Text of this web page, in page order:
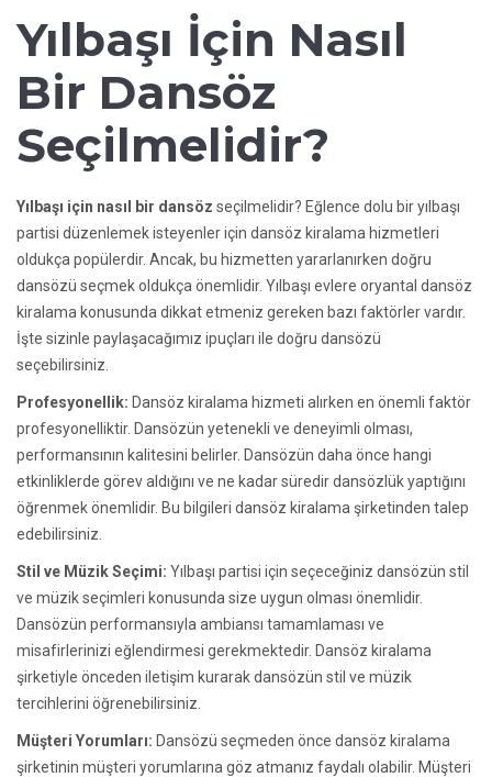
Yılbaşı İçin Nasıl
Bir Dansöz
Seçilmelidir?
Yılbaşı için nasıl bir dansöz seçilmelidir? Eğlence dolu bir yılbaşı
partisi düzenlemek isteyenler için dansöz kiralama hizmetleri
oldukça popülerdir. Ancak, bu hizmetten yararlanırken doğru
dansözü seçmek oldukça önemlidir. Yılbaşı evlere oryantal dansöz
kiralama konusunda dikkat etmeniz gereken bazı faktörler vardır.
İşte sizinle paylaşacağımız ipuçları ile doğru dansözü
seçebilirsiniz.
Profesyonellik: Dansöz kiralama hizmeti alırken en önemli faktör
profesyonelliktir. Dansözün yetenekli ve deneyimli olması,
performansının kalitesini belirler. Dansözün daha önce hangi
etkinliklerde görev aldığını ve ne kadar süredir dansözlük yaptığını
öğrenmek önemlidir. Bu bilgileri dansöz kiralama şirketinden talep
edebilirsiniz.
Stil ve Müzik Seçimi: Yılbaşı partisi için seçeceğiniz dansözün stil
ve müzik seçimleri konusunda size uygun olması önemlidir.
Dansözün performansıyla ambiansı tamamlaması ve
misafirlerinizi eğlendirmesi gerekmektedir. Dansöz kiralama
şirketiyle önceden iletişim kurarak dansözün stil ve müzik
tercihlerini öğrenebilirsiniz.
Müşteri Yorumları: Dansözü seçmeden önce dansöz kiralama
şirketinin müşteri yorumlarına göz atmanız faydalı olabilir. Müşteri